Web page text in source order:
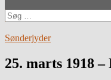
Søg
efter:
Sønderjyder
25. marts 1918 –